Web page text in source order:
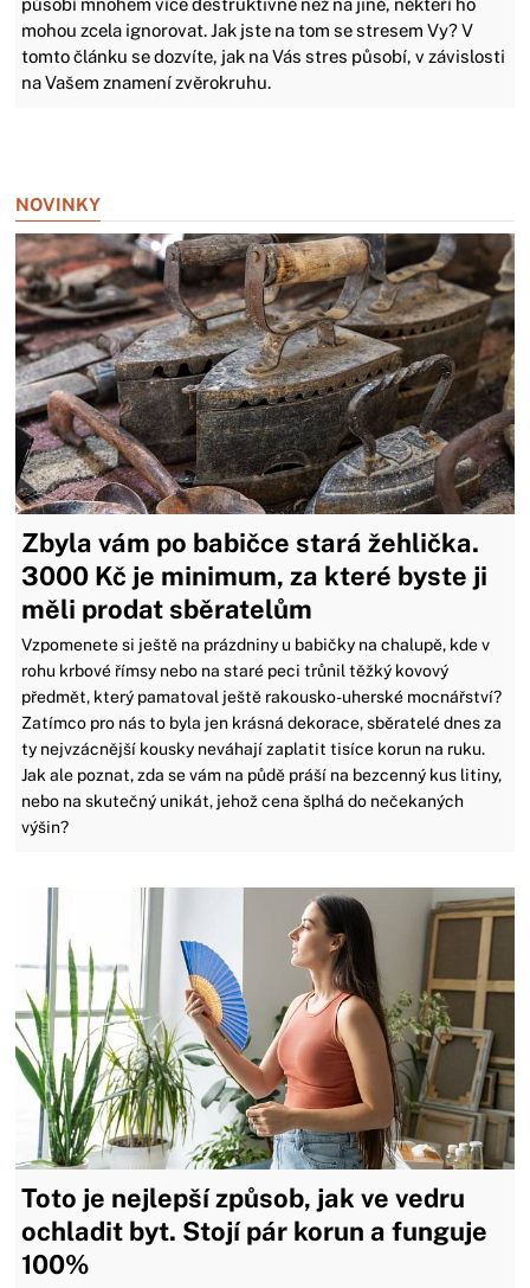
působí mnohem více destruktivně než na jiné, někteří ho
mohou zcela ignorovat. Jak jste na tom se stresem Vy? V
tomto článku se dozvíte, jak na Vás stres působí, v závislosti
na Vašem znamení zvěrokruhu.
NOVINKY
Zbyla vám po babičce stará žehlička.
3000 Kč je minimum, za které byste ji
měli prodat sběratelům
Vzpomenete si ještě na prázdniny u babičky na chalupě, kde v
rohu krbové římsy nebo na staré peci trůnil těžký kovový
předmět, který pamatoval ještě rakousko-uherské mocnářství?
Zatímco pro nás to byla jen krásná dekorace, sběratelé dnes za
ty nejvzácnější kousky neváhají zaplatit tisíce korun na ruku.
Jak ale poznat, zda se vám na půdě práší na bezcenný kus litiny,
nebo na skutečný unikát, jehož cena šplhá do nečekaných
výšin?
Toto je nejlepší způsob, jak ve vedru
ochladit byt. Stojí pár korun a funguje
100%